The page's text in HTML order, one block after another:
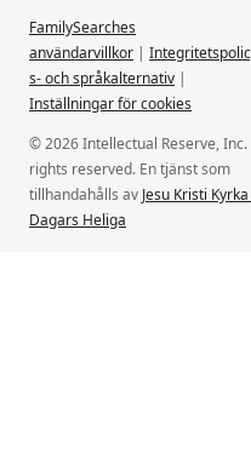
FamilySearches
användarvillkor |
s- och språkalternativ |
Inställningar för cookies
© 2026 Intellectual Reserve, Inc.
rights reserved. En tjänst som
tillhandahålls av Jesu Kristi
Dagars Heliga